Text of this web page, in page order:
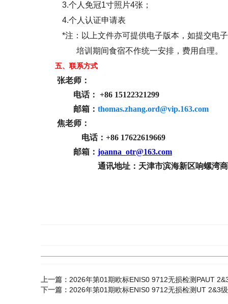
3.个人免冠1寸照片4张；
4.个人认证申请表
*注：以上文件亦可提供电子版本，如提交电
培训期间食宿不作统一安排，费用自理。
五、联系方式
张老师：
电话： +86 15122321299
邮箱： thomas.zhang.ord@vip.163.com
焦老师：
电话：+86 17622619669
邮箱： joanna_otr@163.com
通讯地址：天津市滨海新区响螺湾
上一篇： 2026年第01期欧标ENIS0 9712无损检测PAUT
下一篇： 2026年第01期欧标ENIS0 9712无损检测UT 2&3